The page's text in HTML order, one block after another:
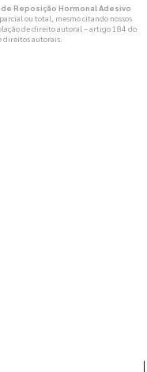
Reposição Hormonal Adesivo
ou total, mesmo citando nossos
de direito autoral – artigo 184 do
direitos autorais